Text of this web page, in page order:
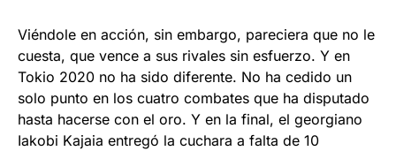
Viéndole en acción, sin embargo, pareciera que no le
cuesta, que vence a sus rivales sin esfuerzo. Y en
Tokio 2020 no ha sido diferente. No ha cedido un
solo punto en los cuatro combates que ha disputado
hasta hacerse con el oro. Y en la final, el georgiano
Iakobi Kajaia entregó la cuchara a falta de 10